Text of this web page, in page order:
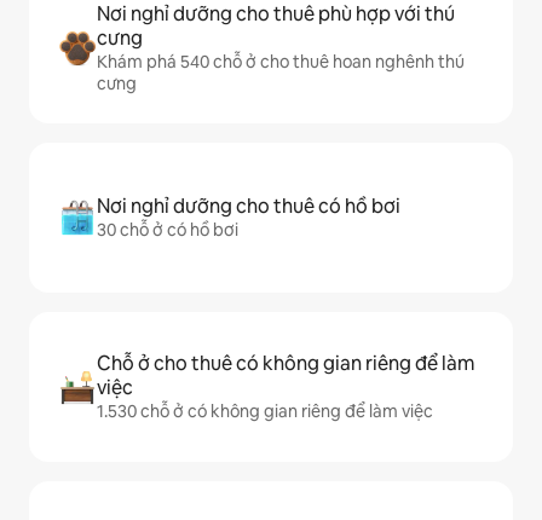
Nơi nghỉ dưỡng cho thuê phù hợp với thú
cưng
Khám phá 540 chỗ ở cho thuê hoan nghênh thú
cưng
Nơi nghỉ dưỡng cho thuê có hồ bơi
30 chỗ ở có hồ bơi
Chỗ ở cho thuê có không gian riêng để làm
việc
1.530 chỗ ở có không gian riêng để làm việc